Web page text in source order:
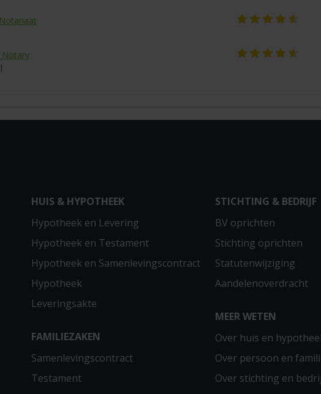
Notary
HUIS & HYPOTHEEK
Hypotheek en Levering
Hypotheek en Testament
Hypotheek en Samenlevingscontract
Hypotheek
Leveringsakte
FAMILIEZAKEN
Samenlevingscontract
Testament
STICHTING & BEDRIJF
BV oprichten
Stichting oprichten
Statutenwijziging
Aandelenoverdracht
MEER WETEN
Over huis en
Over persoon en
Over stichting en